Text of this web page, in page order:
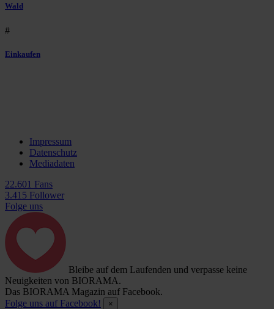
Wald
#
Einkaufen
Impressum
Datenschutz
Mediadaten
22.601 Fans
3.415 Follower
Folge uns
Bleibe auf dem Laufenden und verpasse keine
Neuigkeiten von BIORAMA.
Das BIORAMA Magazin auf Facebook.
Folge uns auf Facebook!
×